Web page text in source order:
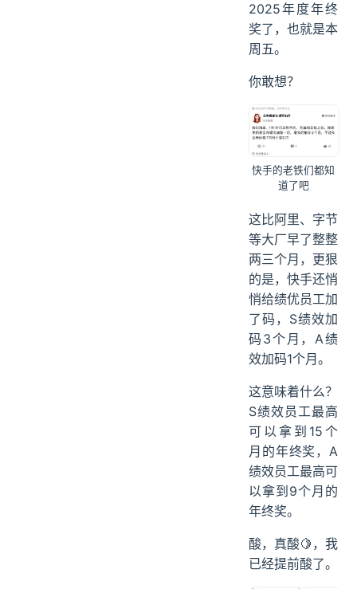
2025年度年终
奖了，也就是本
周五。
你敢想？
快手的老铁们都知
道了吧
这比阿里、字节
等大厂早了整整
两三个月，更狠
的是，快手还悄
悄给绩优员工加
了码，S绩效加
码3个月，A绩
效加码1个月。
这意味着什么？
S绩效员工最高
可以拿到15个
月的年终奖，A
绩效员工最高可
以拿到9个月的
年终奖。
酸，真酸🍋，我
已经提前酸了。